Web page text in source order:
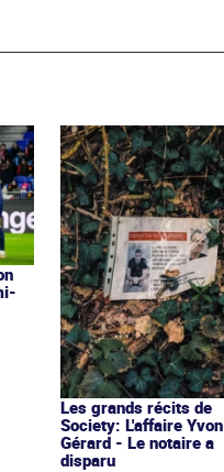
Les grands récits de
Society: L'affaire Yvon
Gérard - Le notaire a
disparu